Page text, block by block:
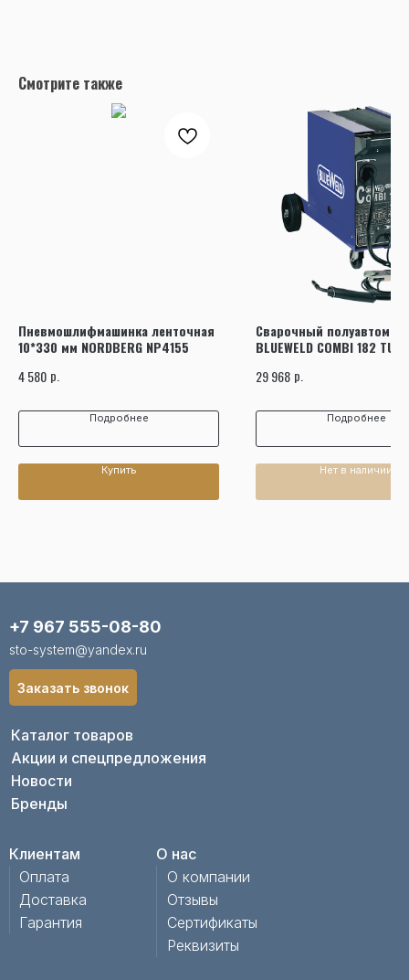
Смотрите также
Пневмошлифмашинка ленточная
10*330 мм NORDBERG NP4155
4 580 р.
Подробнее
Купить
Сварочный полуавтомат
BLUEWELD COMBI 182
29 968 р.
Подробнее
Нет в наличии
Каталог товаров
Акции и спецпредложения
Новости
Бренды
Клиентам
Оплата
Доставка
Гарантия
О нас
О компании
Отзывы
Сертификаты
Реквизиты
+7 967 555-08-80
sto-system@yandex.ru
Заказать звонок